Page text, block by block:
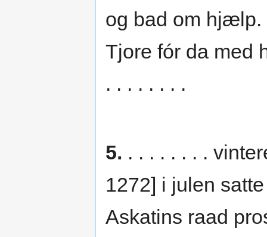
og bad om hjælp.
Tjore fór da med
. . . . . . . .
5. . . . . . . . .
1272] i julen
Askatins raad